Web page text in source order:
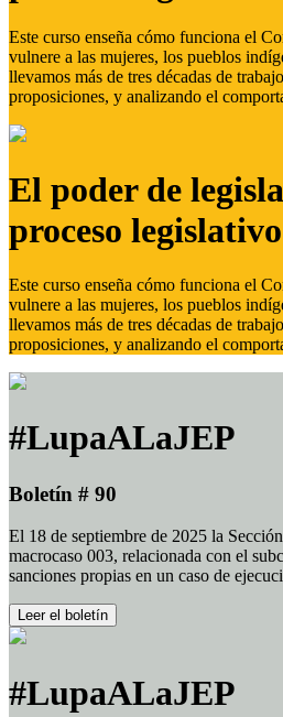
Este curso enseña cómo funciona el
vulnere a las mujeres, los pueblos
llevamos más de tres décadas de
proposiciones, y analizando el
El poder de
proceso legislativo
Este curso enseña cómo funciona el
vulnere a las mujeres, los pueblos
llevamos más de tres décadas de
proposiciones, y analizando el
#LupaALaJEP
Boletín # 90
El 18 de septiembre de 2025 la
macrocaso 003, relacionada con el
sanciones propias en un caso de
Leer el boletín
#LupaALaJEP